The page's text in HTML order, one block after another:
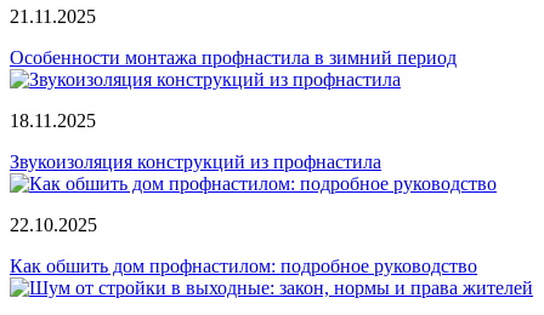
21.11.2025
Особенности монтажа профнастила в зимний период
18.11.2025
Звукоизоляция конструкций из профнастила
22.10.2025
Как обшить дом профнастилом: подробное руководство